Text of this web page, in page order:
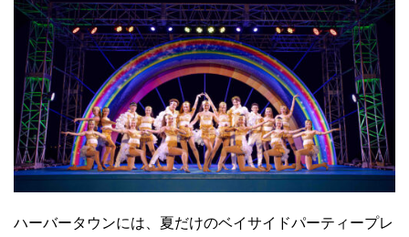
ハーバータウンには、夏だけのベイサイドパーティープレ